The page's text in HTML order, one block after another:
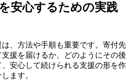
安心するための実践
、方法や手順も重要です。寄付先
援を届けるか、どのようにその後
安心して続けられる支援の形を作
ます。